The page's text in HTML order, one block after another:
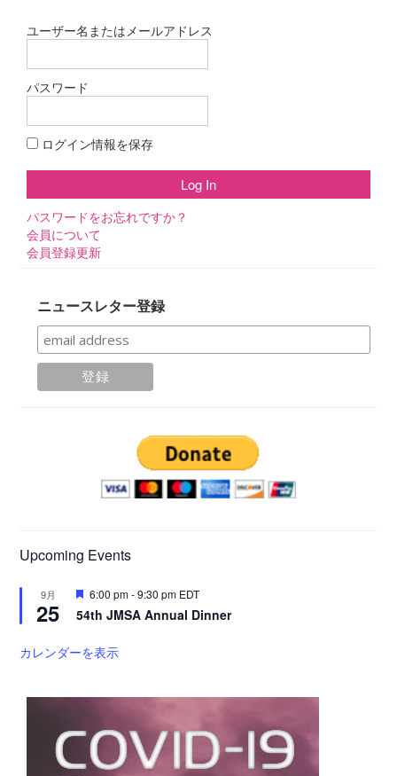
ユーザー名またはメールアドレス
パスワード
ログイン情報を保存
パスワードをお忘れですか？
会員について
会員登録更新
ニュースレター登録
Upcoming Events
9月
25
注
目
6:00 pm-9:30 pm EDT
54th JMSA Annual Dinner
カレンダーを表示